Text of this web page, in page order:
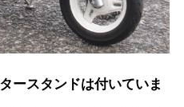
ースタンドは付いていま